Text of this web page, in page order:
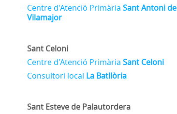
Centre d'Atenció PrimàriaSant Antoni de
Vilamajor
Sant Celoni
Centre d'Atenció PrimàriaSant Celoni
Consultori local La Batllòria
Sant Esteve de Palautordera